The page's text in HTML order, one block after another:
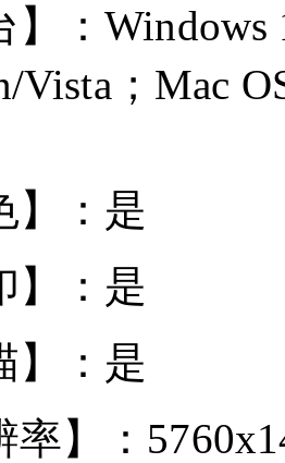
】：
Vista；Mac
】：是
】：是
】：是
率】：